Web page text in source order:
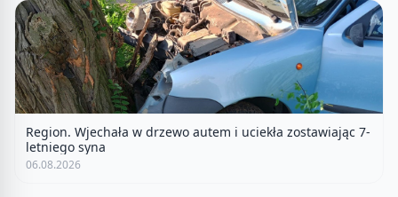
Region. Wjechała w drzewo autem i uciekła zostawiając 7-
letniego syna
06.08.2026